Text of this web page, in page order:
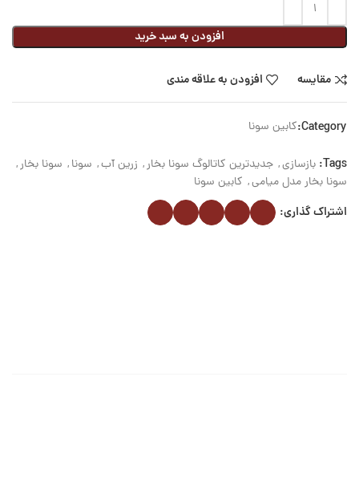
افزودن به سبد خرید
مقایسه افزودن به علاقه مندی
Category: کابین سونا
Tags: بازسازی, جدیدترین کاتالوگ سونا بخار, زرین آب, سونا, سونا بخار,
سونا بخار مدل میامی, کابین سونا
اشتراک گذاری: